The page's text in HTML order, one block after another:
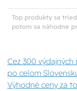
Top produkty sa
potom sa náhodne
Cez 300 výdajných
po celom
Výhodné ceny za